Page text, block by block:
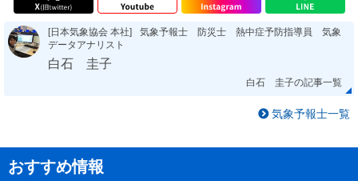
[日本気象協会 本社]
気象予報士 防災士 熱中症予防指導員 気象
データアナリスト
白石 圭子
白石 圭子の記事一覧
気象予報士一覧
おすすめ情報